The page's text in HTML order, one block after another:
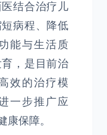
结合治疗儿
病程、降低
能与生活质
，是目前治
效的治疗模
一步推广应
康保障。